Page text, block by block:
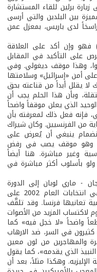
برلين للقاء المستشارة
بين البلدين والتي أرسى
لدى باريس، بمعزل عمن
في خطابه لحظة إعلان فوزه(31) فهو وإن أكد على العلاقة
على التأكيد في المقابل
وهذا موقف ديغولي. وفي
أمن «إسرائيل» وسلامتها
لا يقلل أبداً من قناعته بحق
وبأن هذا الحلم يجب أن
الذي يعلن موقفاً واضحاً
فإنه فعل ذلك لمعرفته بأن
من الفرنسيين. وكان شيراك
ينبغي أن يُعرض على
وهو موقف يصب في رفض
وغير مباشرة. هنا أيضاً
بأسلوب أكثر مباشرة في
- ماري لوبان إلى الدورة
الثانية في مواجهة الرئيس شيراك في انتخابات العام 2002 على
تعانيها فرنسا. وقد تلقَّف
المزيد من الأصوات
واضحاً «لا خجل فيه» كما
في السر، ضد الارهاب
والمهاجرين من لون معين
الذي يقدمه»، كما يقول
وهكذا مثلاً، بعد أن